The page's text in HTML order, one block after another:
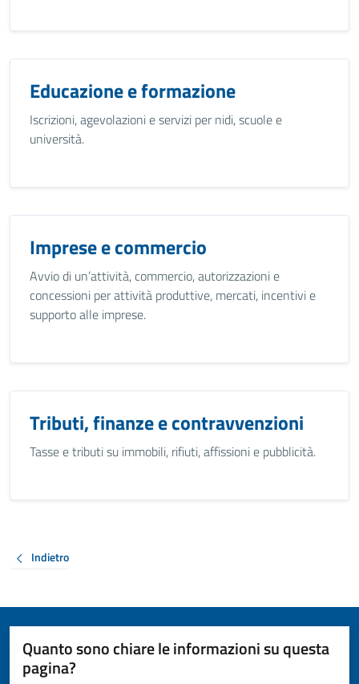
Educazione e formazione
Iscrizioni, agevolazioni e servizi per nidi, scuole e
università.
Imprese e commercio
Avvio di un’attività, commercio, autorizzazioni e
concessioni per attività produttive, mercati, incentivi e
supporto alle imprese.
Tributi, finanze e contravvenzioni
Tasse e tributi su immobili, rifiuti, affissioni e pubblicità.
Indietro
Quanto sono chiare le informazioni su questa
pagina?